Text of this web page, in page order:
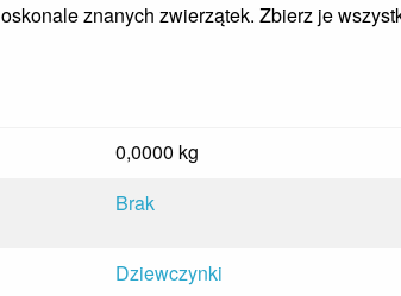
znanych zwierzątek. Zbierz je
0,0000 kg
Brak
Dziewczynki